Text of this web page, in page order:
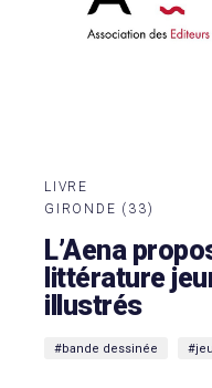
LIVRE
GIRONDE (33)
L’Aena
littérature
illustrés
#bande dessinée